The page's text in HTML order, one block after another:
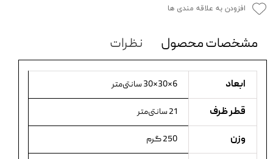
افزودن به علاقه مندی ها
مشخصات محصول نظرات
ابعاد 6×30×30 سانتی‌متر
قطر ظرف 21 سانتی‌متر
وزن 250 گرم